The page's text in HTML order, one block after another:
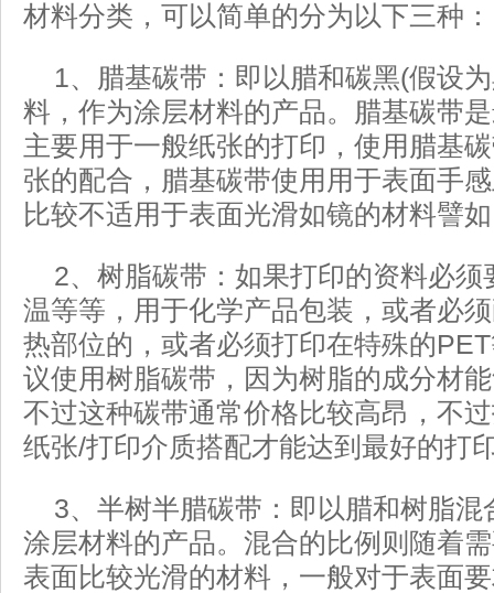
材料分类，可以简单的分为以下三种：
1、腊基碳带：即以腊和碳黑(假设
料，作为涂层材料的产品。腊基碳带
主要用于一般纸张的打印，使用腊基
张的配合，腊基碳带使用用于表面手
比较不适用于表面光滑如镜的材料譬
2、树脂碳带：如果打印的资料必
温等等，用于化学产品包装，或者必
热部位的，或者必须打印在特殊的
议使用树脂碳带，因为树脂的成分材
不过这种碳带通常价格比较高昂，不
纸张/打印介质搭配才能达到最好的打
3、半树半腊碳带：即以腊和树脂
涂层材料的产品。混合的比例则随着
表面比较光滑的材料，一般对于表面